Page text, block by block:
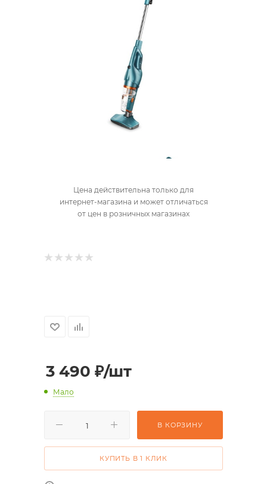
Цена действительна только для
интернет-магазина и может отличаться
от цен в розничных магазинах
3 490 ₽/шт
Мало
В КОРЗИНУ
КУПИТЬ В 1 КЛИК